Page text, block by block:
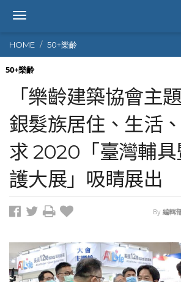
T
g
g
l
v
i
g
a
t
i
o
n
HOME 50+樂齡
50+樂齡
「樂齡建築協會主
銀髮族居住、生活
求 2020「臺灣輔具
護大展」吸睛展出
By 編輯